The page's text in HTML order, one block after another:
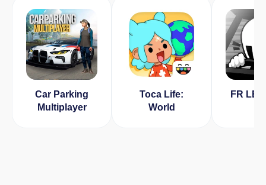
Car Parking
Multiplayer
Toca Life:
World
FR